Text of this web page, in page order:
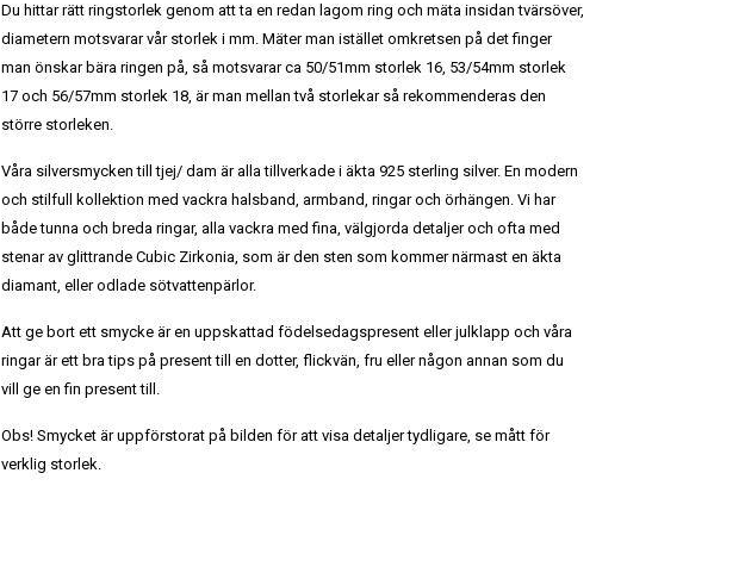
Du hittar rätt ringstorlek genom att ta en redan lagom ring och mäta insidan tvärsöver,
diametern motsvarar vår storlek i mm. Mäter man istället omkretsen på det finger
man önskar bära ringen på, så motsvarar ca 50/51mm storlek 16, 53/54mm storlek
17 och 56/57mm storlek 18, är man mellan två storlekar så rekommenderas den
större storleken.
Våra silversmycken till tjej/ dam är alla tillverkade i äkta 925 sterling silver. En modern
och stilfull kollektion med vackra halsband, armband, ringar och örhängen. Vi har
både tunna och breda ringar, alla vackra med fina, välgjorda detaljer och ofta med
stenar av glittrande Cubic Zirkonia, som är den sten som kommer närmast en äkta
diamant, eller odlade sötvattenpärlor.
Att ge bort ett smycke är en uppskattad födelsedagspresent eller julklapp och våra
ringar är ett bra tips på present till en dotter, flickvän, fru eller någon annan som du
vill ge en fin present till.
Obs! Smycket är uppförstorat på bilden för att visa detaljer tydligare, se mått för
verklig storlek.